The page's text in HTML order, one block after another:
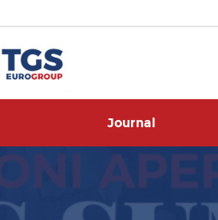
Journal